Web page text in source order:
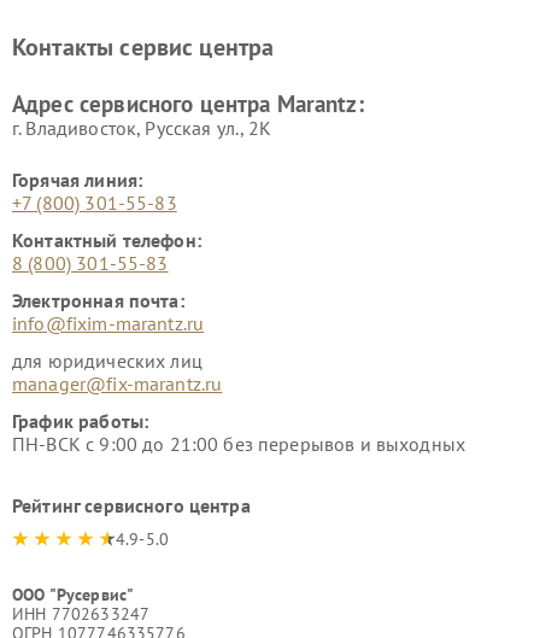
Контакты сервис центра
Адрес сервисного центра Marantz:
г. Владивосток, Русская ул., 2К
Горячая линия:
+7 (800) 301-55-83
Контактный телефон:
8 (800) 301-55-83
Электронная почта:
info@fixim-marantz.ru
для юридических лиц
manager@fix-marantz.ru
График работы:
ПН-ВСК с 9:00 до 21:00 без перерывов и выходных
Рейтинг сервисного центра
4.9-5.0
ООО "Русервис"
ИНН 7702633247
ОГРН 1077746335776